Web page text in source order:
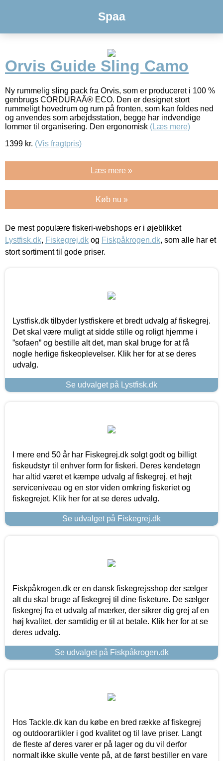
Spaa
Orvis Guide Sling Camo
Ny rummelig sling pack fra Orvis, som er produceret i 100 %
genbrugs CORDURAÂ® ECO. Den er designet stort
rummeligt hovedrum og rum på fronten, som kan foldes ned
og anvendes som arbejdsstation, begge har indvendige
lommer til organisering. Den ergonomisk (Læs mere)
1399 kr. (Vis fragtpris)
Læs mere »
Køb nu »
De mest populære fiskeri-webshops er i øjeblikket
Lystfisk.dk, Fiskegrej.dk og Fiskpåkrogen.dk, som alle har et
stort sortiment til gode priser.
Lystfisk.dk tilbyder lystfiskere et bredt udvalg af fiskegrej.
Det skal være muligt at sidde stille og roligt hjemme i
”sofaen” og bestille alt det, man skal bruge for at få
nogle herlige fiskeoplevelser. Klik her for at se deres
udvalg.
Se udvalget på Lystfisk.dk
I mere end 50 år har Fiskegrej.dk solgt godt og billigt
fiskeudstyr til enhver form for fiskeri. Deres kendetegn
har altid været et kæmpe udvalg af fiskegrej, et højt
serviceniveau og en stor viden omkring fiskeriet og
fiskegrejet. Klik her for at se deres udvalg.
Se udvalget på Fiskegrej.dk
Fiskpåkrogen.dk er en dansk fiskegrejsshop der sælger
alt du skal bruge af fiskegrej til dine fisketure. De sælger
fiskegrej fra et udvalg af mærker, der sikrer dig grej af en
høj kvalitet, der samtidig er til at betale. Klik her for at se
deres udvalg.
Se udvalget på Fiskpåkrogen.dk
Hos Tackle.dk kan du købe en bred række af fiskegrej
og outdoorartikler i god kvalitet og til lave priser. Langt
de fleste af deres varer er på lager og du vil derfor
normalt ikke skulle vente på, at de først bestiller en vare